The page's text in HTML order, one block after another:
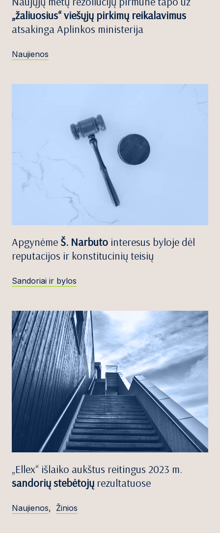
„žaliuosius“ viešųjų pirkimų reikalavimus
atsakinga Aplinkos ministerija
Naujienos
Apgynėme Š. Narbuto interesus byloje dėl
reputacijos ir konstitucinių teisių
Sandoriai ir bylos
„Ellex“ išlaiko aukštus reitingus 2023 m.
sandorių stebėtojų rezultatuose
Naujienos, Žinios